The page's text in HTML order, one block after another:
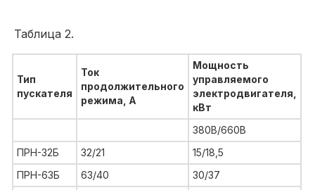
Таблица 2.
Тип
пускателя
Ток
продолжительного
режима, А
Мощность
управляемого
электродвигателя,
кВт
380В/660В
ПРН-32Б
32/21
15/18,5
ПРН-63Б
63/40
30/37